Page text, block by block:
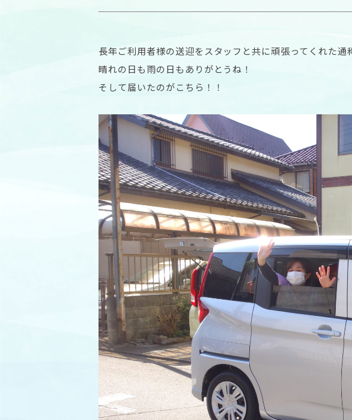
長年ご利用者様の送迎をスタッフと共に頑張ってくれた通
晴れの日も雨の日もありがとうね！
そして届いたのがこちら！！